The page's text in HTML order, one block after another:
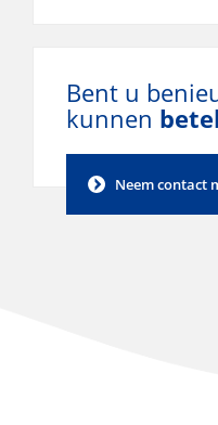
Bent u
kunnen
Neem contact